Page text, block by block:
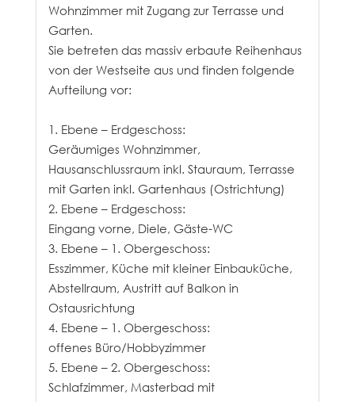
Wohnzimmer mit Zugang zur Terrasse und
Garten.
Sie betreten das massiv erbaute Reihenhaus
von der Westseite aus und finden folgende
Aufteilung vor:
1. Ebene – Erdgeschoss:
Geräumiges Wohnzimmer,
Hausanschlussraum inkl. Stauraum, Terrasse
mit Garten inkl. Gartenhaus (Ostrichtung)
2. Ebene – Erdgeschoss:
Eingang vorne, Diele, Gäste-WC
3. Ebene – 1. Obergeschoss:
Esszimmer, Küche mit kleiner Einbauküche,
Abstellraum, Austritt auf Balkon in
Ostausrichtung
4. Ebene – 1. Obergeschoss:
offenes Büro/Hobbyzimmer
5. Ebene – 2. Obergeschoss:
Schlafzimmer, Masterbad mit